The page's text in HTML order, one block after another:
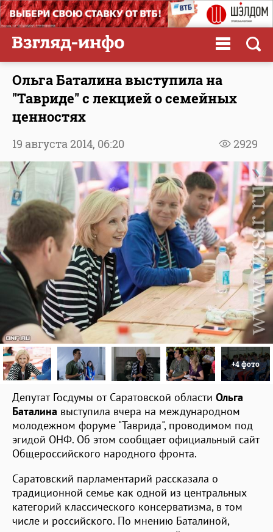
Ольга Баталина выступила на
"Тавриде" с лекцией о семейных
ценностях
2929
19 августа 2014, 06:20
+4 фото
Депутат Госдумы от Саратовской области Ольга
Баталина выступила вчера на международном
молодежном форуме "Таврида", проводимом под
эгидой ОНФ. Об этом сообщает официальный сайт
Общероссийского народного фронта.
Саратовский парламентарий рассказала о
традиционной семье как одной из центральных
категорий классического консерватизма, в том
числе и российского. По мнению Баталиной,